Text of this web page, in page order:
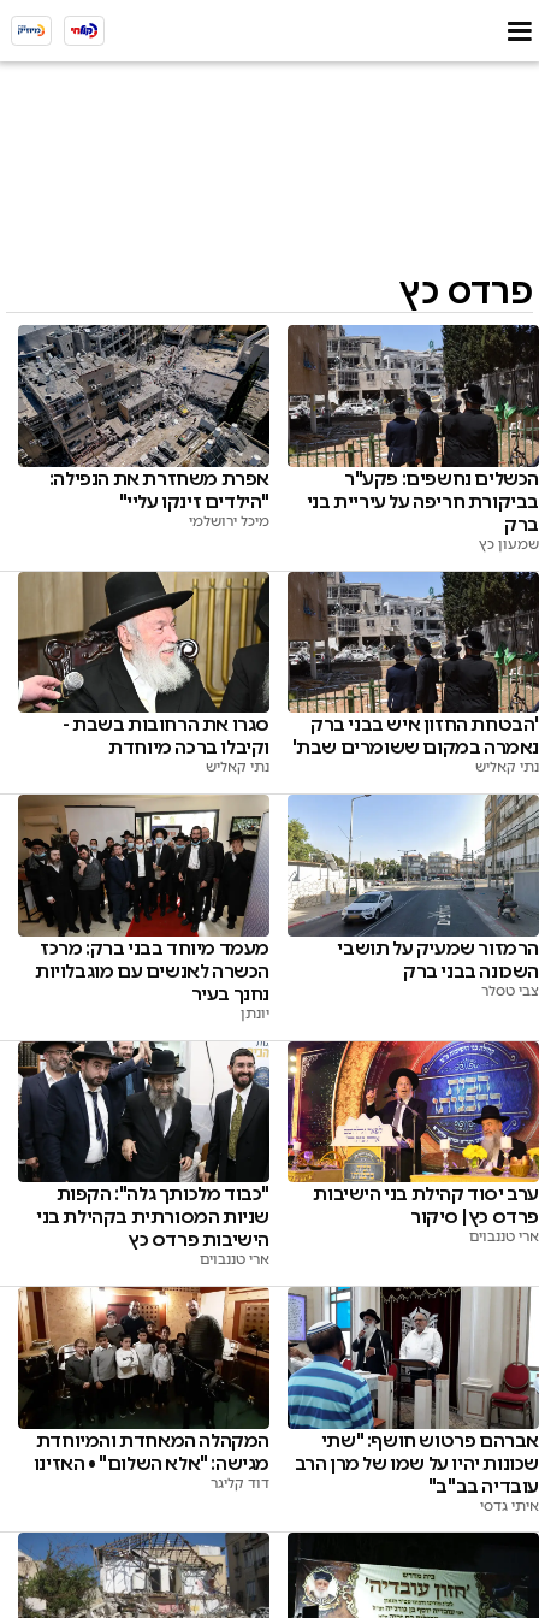
פרדס כץ
הכשלים נחשפים: פקע"ר
בביקורת חריפה על עיריית בני
ברק
שמעון כץ
אפרת משחזרת את הנפילה:
"הילדים זינקו עליי"
מיכל ירושלמי
'הבטחת החזון איש בבני ברק
נאמרה במקום ששומרים שבת'
נתי קאליש
סגרו את הרחובות בשבת -
וקיבלו ברכה מיוחדת
נתי קאליש
הרמזור שמעיק על תושבי
השכונה בבני ברק
צבי טסלר
מעמד מיוחד בבני ברק: מרכז
הכשרה לאנשים עם מוגבלויות
נחנך בעיר
יונתן
ערב יסוד קהילת בני הישיבות
פרדס כץ | סיקור
ארי טננבוים
"כבוד מלכותך גלה": הקפות
שניות המסורתית בקהילת בני
הישיבות פרדס כץ
ארי טננבוים
אברהם פרטוש חושף: "שתי
שכונות יהיו על שמו של מרן הרב
עובדיה בב"ב"
איתי גדסי
המקהלה המאחדת והמיוחדת
מגישה: "אלא השלום" • האזינו
דוד קליגר